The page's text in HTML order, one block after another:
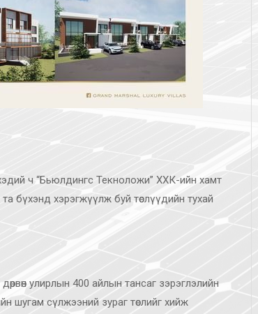
ч “Бьюлдингс Текноложи” ХХК-ийн хамт
бүхэнд хэрэгжүүлж буй төслүүдийн тухай
улирлын 400 айлын тансаг зэрэглэлийн
шугам сүлжээний зураг төслийг хийж